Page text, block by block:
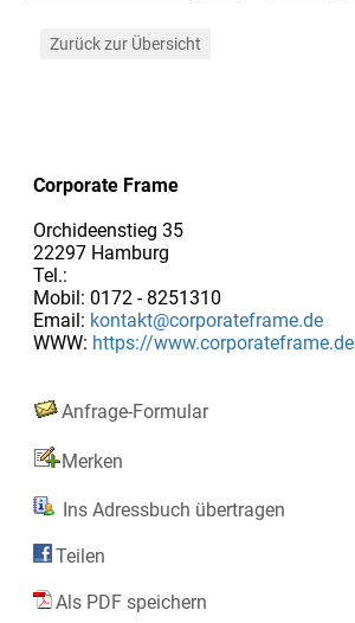
Zurück zur Übersicht
Corporate Frame
Orchideenstieg 35
22297 Hamburg
Tel.:
Mobil: 0172 - 8251310
Email: kontakt@corporateframe.de
WWW: https://www.corporateframe.de
Anfrage-Formular
Merken
Ins Adressbuch übertragen
Teilen
Als PDF speichern